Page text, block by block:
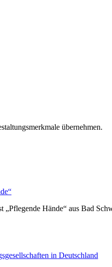
übernehmen.
Hände“ aus Bad
in Deutschland